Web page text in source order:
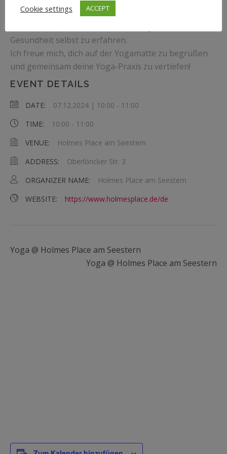
jederzeit eine Probestunde zu buchen, hast du die
Gesundheit selbst zu erfahren.
Ich freue mich, dich auf der Yogamatte zu begrüßen
und gemeinsam deine Yoga-Praxis zu vertiefen!
EVENT DETAILS
DATE: 07.12.2024 | 10:00 - 11:00
TIME:
10:00 - 11:00
VENUE:
Holmes Place am Seestern
ADDRESS:
Oberlöricker Str. 3
ORGANIZER NAME:
Holmes Place am Seestern
WEBSITE:
https://www.holmesplace.de/de
Yoga @ Holmes Place am Seestern
Yoga @ Holmes Place am Seestern
Cookie settings
ACCEPT